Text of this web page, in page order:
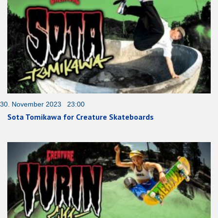
30. November 2023 23:00
Sota Tomikawa for Creature Skateboards